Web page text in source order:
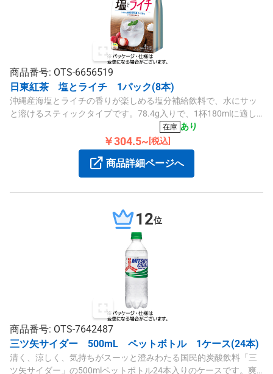
商品番号: OTS-6656519
日東紅茶 塩とライチ 1パック(8本)
沖縄産海塩とライチの香りが楽しめる塩分補給飲料で、水にサッ
と溶けるスティックタイプです。78.4g入りで、1杯180mlに適し
在庫 あり
￥304.5~ [税込]
商品詳細ページへ
12位
商品番号: OTS-7642487
三ツ矢サイダー 500mL ペットボトル 1ケース(24本)
清く、涼しく、気持ちがスーッと澄みわたる国民的炭酸飲料「三
ツ矢サイダー」の500mlペットボトル24本入りのケースです。爽